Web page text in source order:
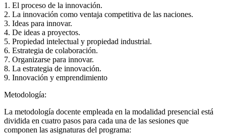
1. El proceso de la innovación.
2. La innovación como ventaja competitiva de las naciones.
3. Ideas para innovar.
4. De ideas a proyectos.
5. Propiedad intelectual y propiedad industrial.
6. Estrategia de colaboración.
7. Organizarse para innovar.
8. La estrategia de innovación.
9. Innovación y emprendimiento
Metodología:
La metodología docente empleada en la modalidad presencial está
dividida en cuatro pasos para cada una de las sesiones que
componen las asignaturas del programa: